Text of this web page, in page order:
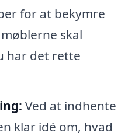
for at bekymre
skal
har det rette
Ved at indhente
klar idé om, hvad